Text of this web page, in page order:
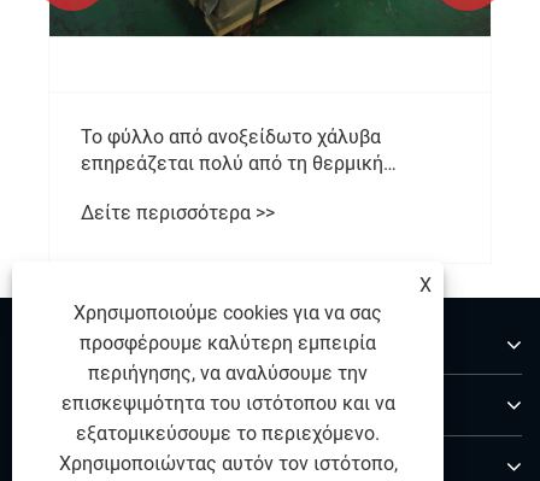
Το φύλλο από ανοξείδωτο χάλυβα
επηρεάζεται πολύ από τη θερμική
Δείτε περισσότερα >>
Σχετικά με εμάς
Προϊόντα
Επικοινωνήστε μαζί μας
X
Χρησιμοποιούμε cookies για να σας
προσφέρουμε καλύτερη εμπειρία
περιήγησης, να αναλύσουμε την
επισκεψιμότητα του ιστότοπου και να
εξατομικεύσουμε το περιεχόμενο.
Χρησιμοποιώντας αυτόν τον ιστότοπο,